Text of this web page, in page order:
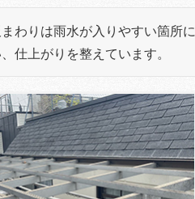
わりは雨水が入りやすい箇所に
仕上がりを整えています。